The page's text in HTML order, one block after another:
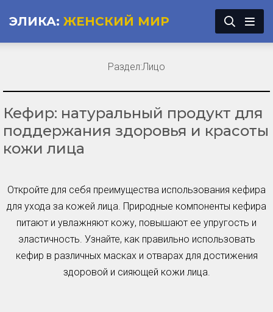
ЭЛИКА: ЖЕНСКИЙ МИР
Кефир: натуральный продукт для
поддержания здоровья и красоты
кожи лица
Откройте для себя преимущества использования кефира
для ухода за кожей лица. Природные компоненты кефира
питают и увлажняют кожу, повышают ее упругость и
эластичность. Узнайте, как правильно использовать
кефир в различных масках и отварах для достижения
здоровой и сияющей кожи лица.
Раздел:Лицо